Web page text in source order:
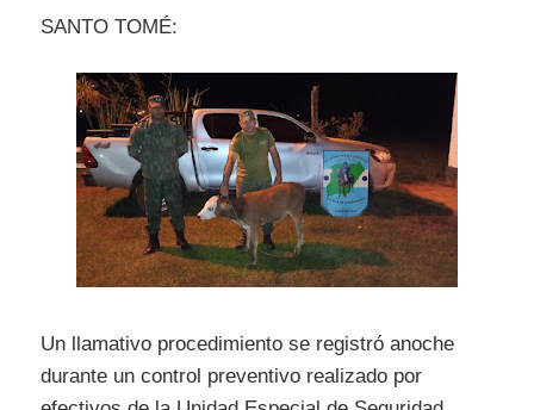
SANTO TOMÉ:
Un llamativo procedimiento se registró anoche
durante un control preventivo realizado por